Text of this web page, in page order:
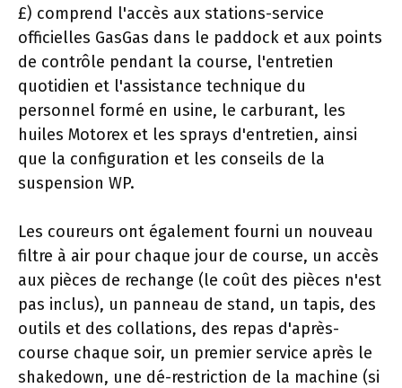
£) comprend l'accès aux stations-service
officielles GasGas dans le paddock et aux points
de contrôle pendant la course, l'entretien
quotidien et l'assistance technique du
personnel formé en usine, le carburant, les
huiles Motorex et les sprays d'entretien, ainsi
que la configuration et les conseils de la
suspension WP.
Les coureurs ont également fourni un nouveau
filtre à air pour chaque jour de course, un accès
aux pièces de rechange (le coût des pièces n'est
pas inclus), un panneau de stand, un tapis, des
outils et des collations, des repas d'après-
course chaque soir, un premier service après le
shakedown, une dé-restriction de la machine (si